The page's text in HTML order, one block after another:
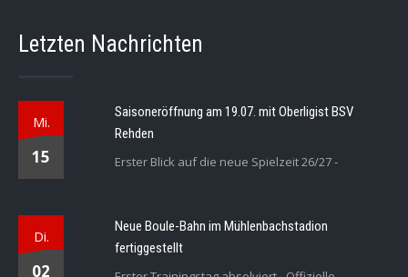
Letzten Nachrichten
Mi.
15
Saisoneröffnung am 19.07. mit Oberligist BSV
Rehden
Erster Blick auf die neue Spielzeit 26/27 -
Di.
02
Neue Boule-Bahn im Mühlenbachstadion
fertiggestellt